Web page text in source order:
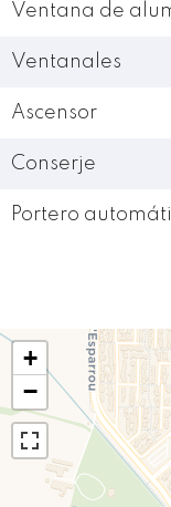
Ventana de
Ventanales
Ascensor
Conserje
Portero
+
−